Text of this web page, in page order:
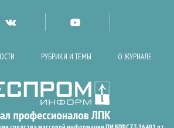
РУБРИКИ И ТЕМЫ О ЖУРНАЛЕ